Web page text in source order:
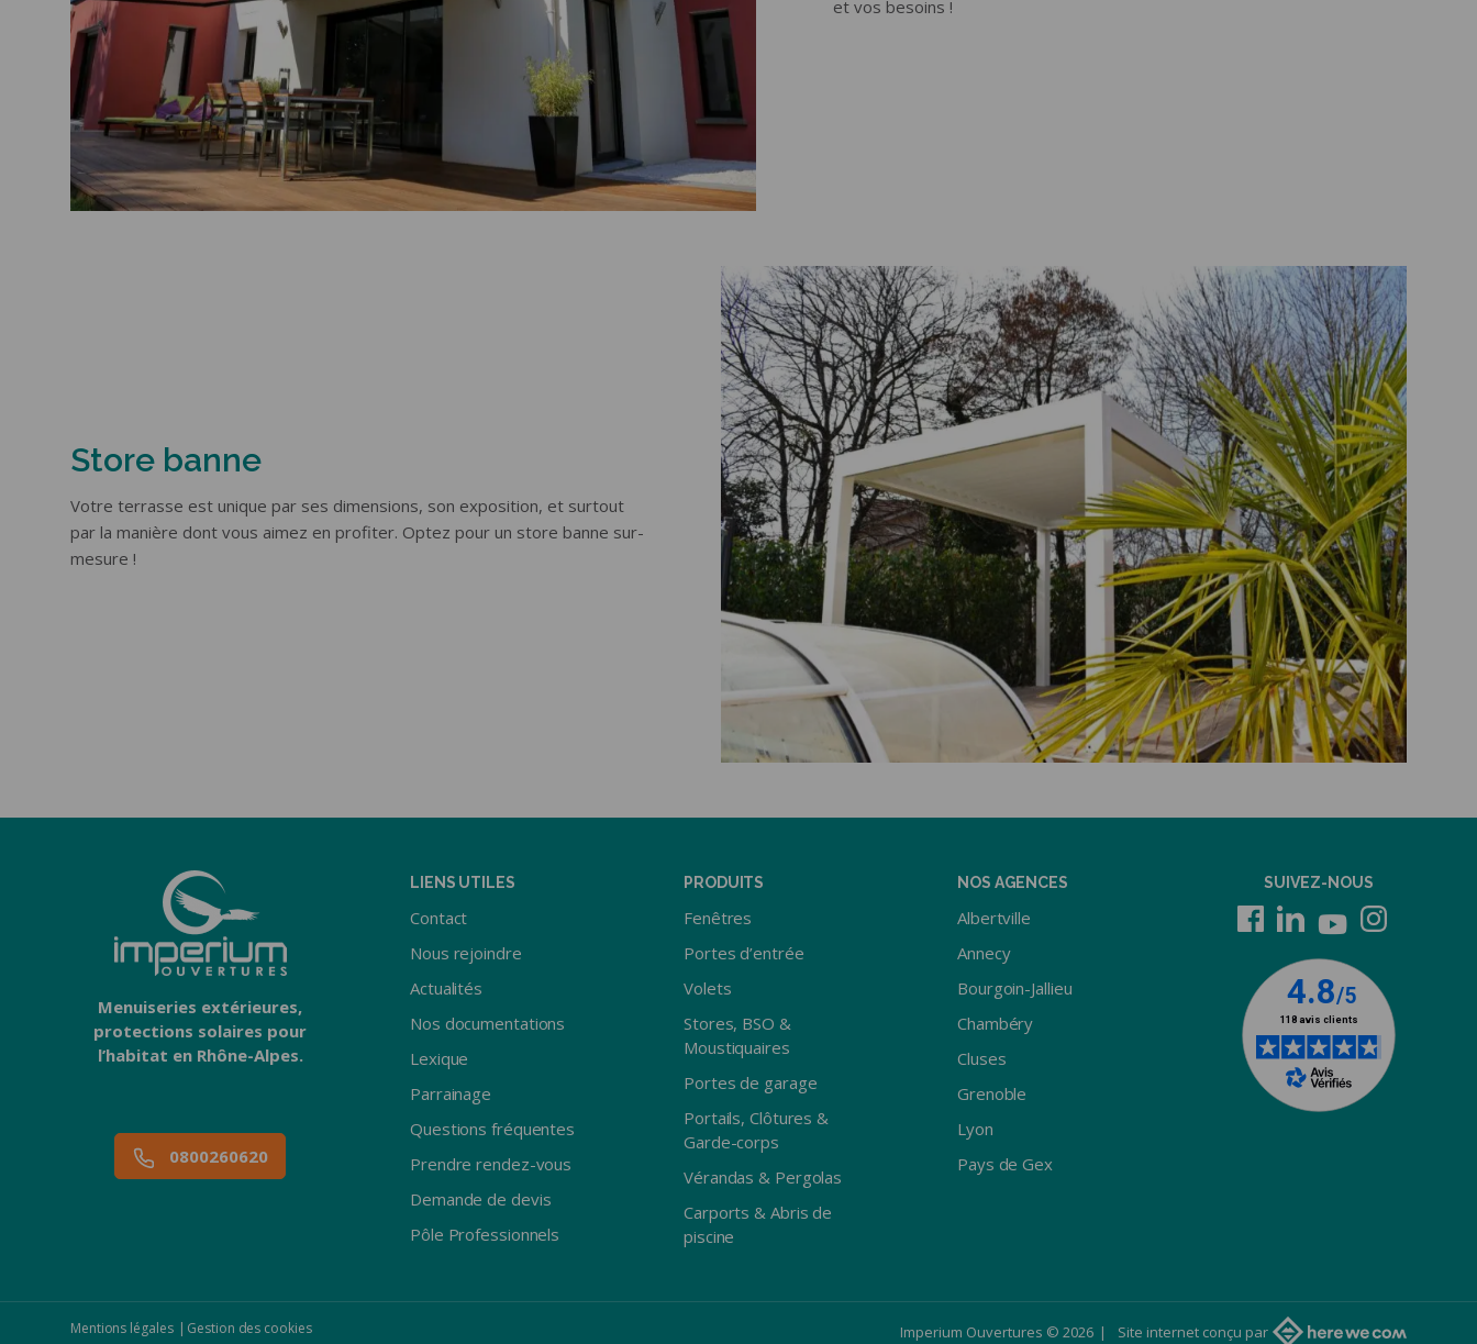
https://sirs.kemkes.go.id/rspxxx/image/landing/
https://pelnitual.co.id/
et vos besoins !
Store banne
Votre terrasse est unique par ses dimensions, son exposition, et surtout
par la manière dont vous aimez en profiter. Optez pour un store banne sur-
mesure !
Menuiseries extérieures,
protections solaires pour
l’habitat en Rhône-Alpes.
0800260620
LIENS UTILES
Contact
Nous rejoindre
Actualités
Nos documentations
Lexique
Parrainage
Questions fréquentes
Prendre rendez-vous
Demande de devis
Pôle Professionnels
PRODUITS
Fenêtres
Portes d’entrée
Volets
Stores, BSO &
Moustiquaires
Portes de garage
Portails, Clôtures &
Garde-corps
Vérandas & Pergolas
Carports & Abris de
piscine
NOS AGENCES
Albertville
Annecy
Bourgoin-Jallieu
Chambéry
Cluses
Grenoble
Lyon
Pays de Gex
SUIVEZ-NOUS
Mentions légales Gestion des cookies Imperium Ouvertures © 2026 Site internet conçu par